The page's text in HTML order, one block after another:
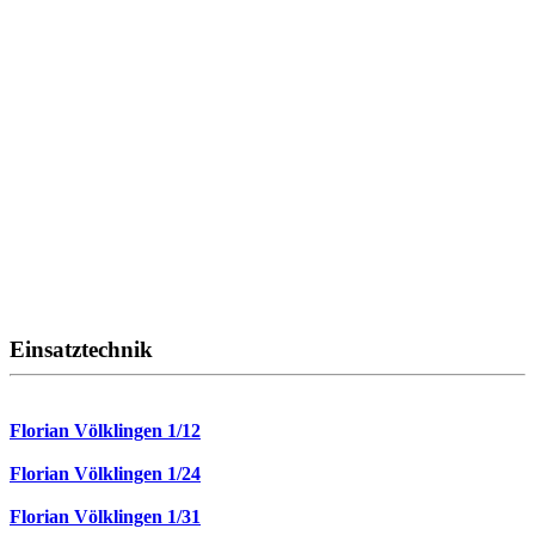
Einsatztechnik
Florian Völklingen 1/12
Florian Völklingen 1/24
Florian Völklingen 1/31